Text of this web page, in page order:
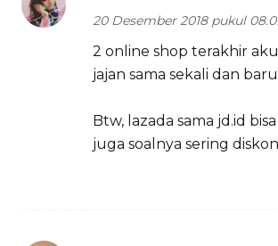
20 Desember 2018 pukul
2 online shop terakhir
jajan sama sekali dan
Btw, lazada sama jd.id
juga soalnya sering